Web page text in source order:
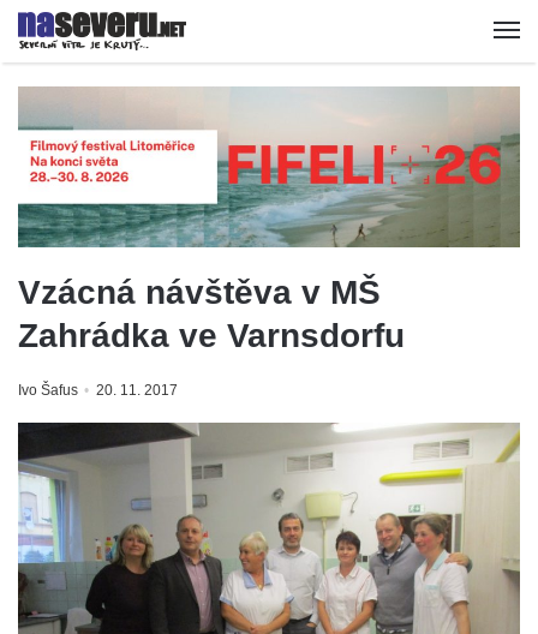
Vzácná návštěva v MŠ
Zahrádka ve Varnsdorfu
Ivo Šafus 20. 11. 2017